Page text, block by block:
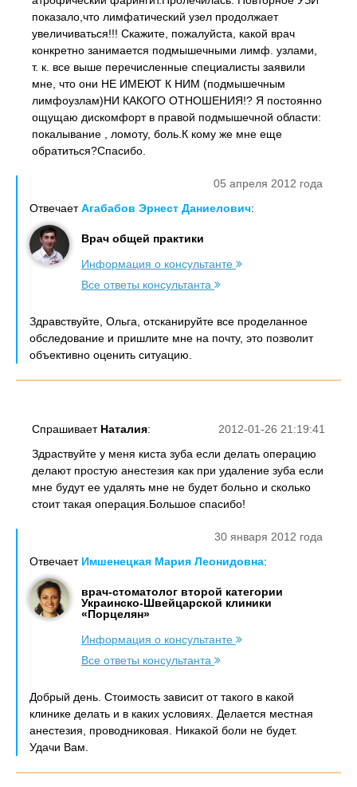
показало,что лимфатический узел продолжает
увеличиваться!!! Скажите, пожалуйста, какой врач
конкретно занимается подмышечными лимф. узлами,
т. к. все выше перечисленные специалисты заявили
мне, что они НЕ ИМЕЮТ К НИМ (подмышечным
лимфоузлам)НИ КАКОГО ОТНОШЕНИЯ!? Я постоянно
ощущаю дискомфорт в правой подмышечной области:
покалывание , ломоту, боль.К кому же мне еще
обратиться?Спасибо.
05 апреля 2012 года
ОтвечаетАгабабов Эрнест Даниелович:
Врач общей практики
Информация о консультанте
Все ответы консультанта
Здравствуйте, Ольга, отсканируйте все проделанное
обследование и пришлите мне на почту, это позволит
объективно оценить ситуацию.
2012-01-26 21:19:41
Спрашивает Наталия:
Здраствуйте у меня киста зуба если делать операцию
делают простую анестезия как при удаление зуба если
мне будут ее удалять мне не будет больно и сколько
стоит такая операция.Большое спасибо!
30 января 2012 года
Отвечает Имшенецкая Мария Леонидовна:
врач-стоматолог второй категории
Украинско-Швейцарской клиники
«Порцелян»
Информация о консультанте
Все ответы консультанта
Добрый день. Стоимость зависит от такого в какой
клинике делать и в каких условиях. Делается местная
анестезия, проводниковая. Никакой боли не будет.
Удачи Вам.